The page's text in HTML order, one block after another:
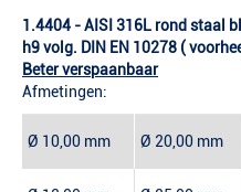
1.4404 - AISI 316L rond staal
h9 volg. DIN EN 10278 (
Beter verspaanbaar
Afmetingen:
Ø 10,00 mm Ø 20,00 mm